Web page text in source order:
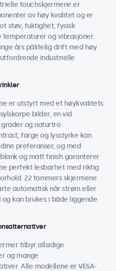
touchskjermene er
av høy kvalitet og er
støv, fuktighet, fysisk
temperaturer og vibrasjoner.
års pålitelig drift med høy
industrielle
er utstyrt med et høykvalitets
bilder, en vid
grader og naturtro
farge og lysstyrke kan
preferanser, og med
og matt finish garanterer
perfekt lesbarhet med riktig
22 tommers skjermene
automatisk når strøm eller
kan brukes i både liggende
tilbyr allsidige
og mange
Alle modellene er VESA-